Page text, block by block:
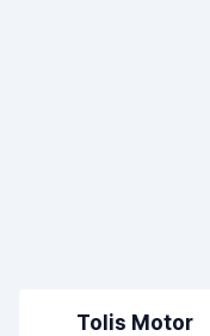
Tolis Motor